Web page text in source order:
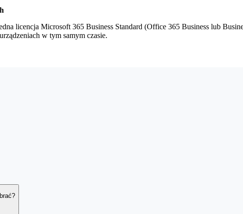
licencja Microsoft 365 Business Standard (Office 365 Business lub
w tym samym czasie.
na cały rok w korzystniejszym wariancie. Cena zależy od liczby
tylko podczas odnawiania umowy.